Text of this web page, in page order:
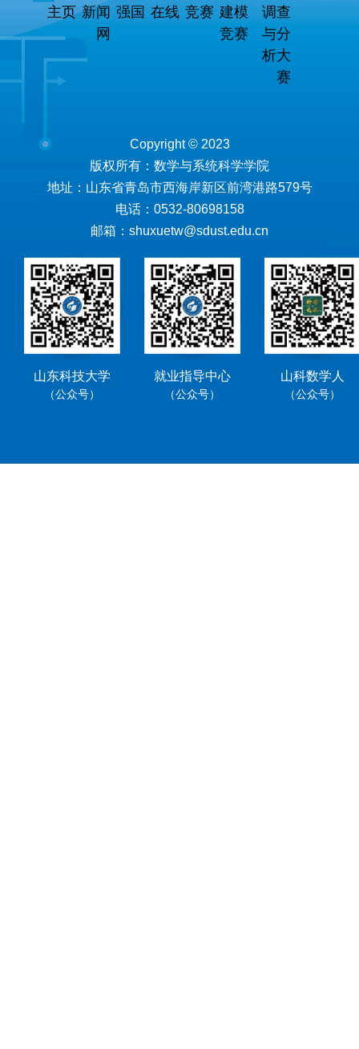
主页 新闻
网
强国 在线 竞赛 建模
竞赛
调查
与分
析大
赛
Copyright © 2023
版权所有：数学与系统科学学院
地址：山东省青岛市西海岸新区前湾港路579号
电话：0532-80698158
邮箱：shuxuetw@sdust.edu.cn
山东科技大学
（公众号）
就业指导中心
（公众号）
山科数学人
（公众号）